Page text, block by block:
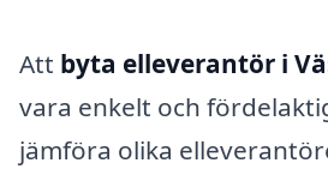
Att byta elleverantör i
vara enkelt och
jämföra olika